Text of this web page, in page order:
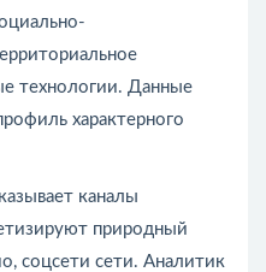
технологии. Данные
характерного
каналы
природный
соцсети сети. Аналитик